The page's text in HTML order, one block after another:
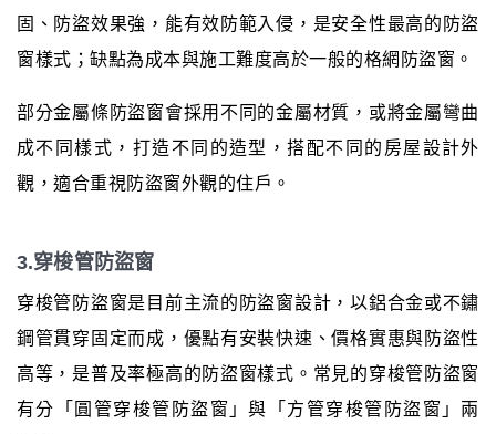
固、防盜效果強，能有效防範入侵，是安全性最高的防盜
窗樣式；缺點為成本與施工難度高於一般的格網防盜窗。
部分金屬條防盜窗會採用不同的金屬材質，或將金屬彎曲
成不同樣式，打造不同的造型，搭配不同的房屋設計外
觀，適合重視防盜窗外觀的住戶。
3.穿梭管防盜窗
穿梭管防盜窗是目前主流的防盜窗設計，以鋁合金或不鏽
鋼管貫穿固定而成，優點有安裝快速、價格實惠與防盜性
高等，是普及率極高的防盜窗樣式。常見的穿梭管防盜窗
有分「圓管穿梭管防盜窗」與「方管穿梭管防盜窗」兩